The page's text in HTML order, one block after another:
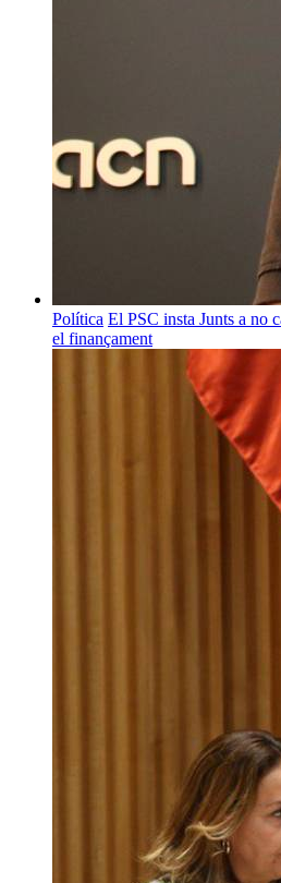
Política El PSC insta Junts a no
el finançament